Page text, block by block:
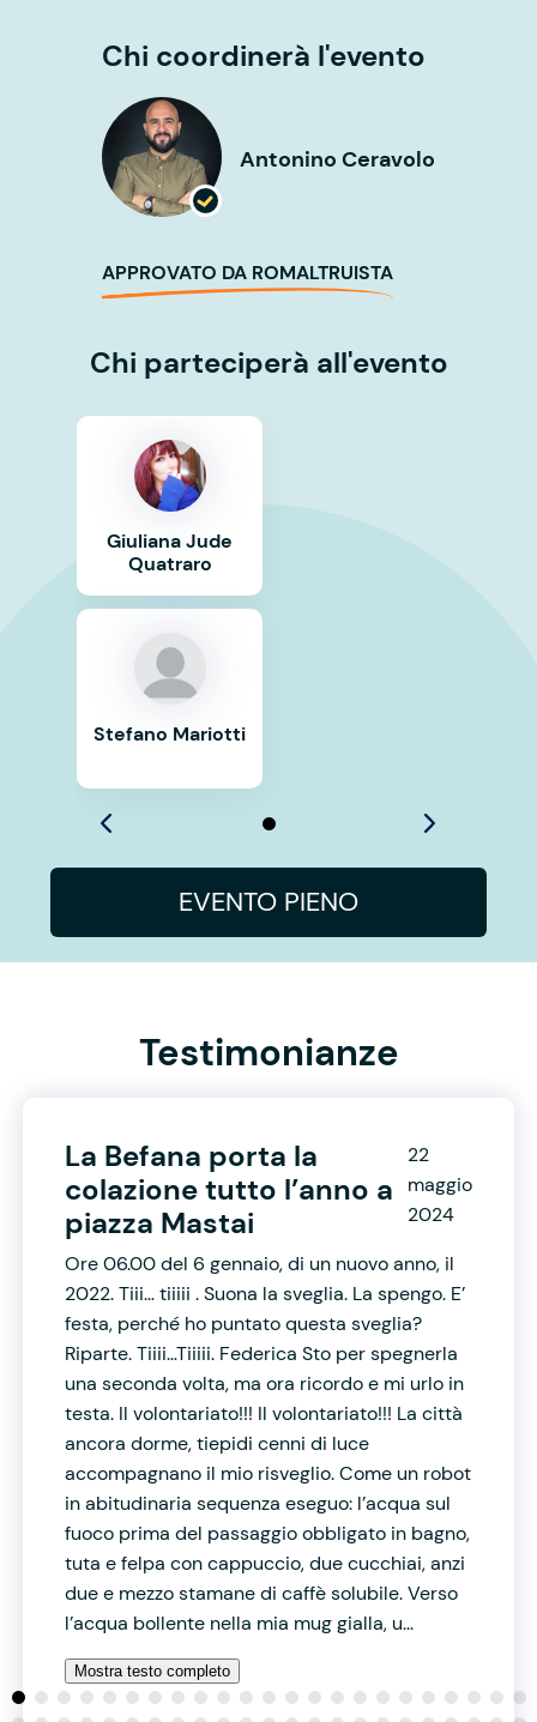
Chi coordinerà l'evento
Antonino Ceravolo
APPROVATO DA ROMALTRUISTA
Chi parteciperà all'evento
Giuliana Jude
Quatraro
Stefano Mariotti
EVENTO PIENO
Testimonianze
La Befana porta la
colazione tutto l’anno a
piazza Mastai
22
maggio
2024
Ore 06.00 del 6 gennaio, di un nuovo anno, il
2022. Tiii… tiiiii . Suona la sveglia. La spengo. E’
festa, perché ho puntato questa sveglia?
Riparte. Tiiii…Tiiiii. Federica Sto per spegnerla
una seconda volta, ma ora ricordo e mi urlo in
testa. Il volontariato!!! Il volontariato!!! La città
ancora dorme, tiepidi cenni di luce
accompagnano il mio risveglio. Come un robot
in abitudinaria sequenza eseguo: l’acqua sul
fuoco prima del passaggio obbligato in bagno,
tuta e felpa con cappuccio, due cucchiai, anzi
due e mezzo stamane di caffè solubile. Verso
l’acqua bollente nella mia mug gialla, u...
Mostra testo completo